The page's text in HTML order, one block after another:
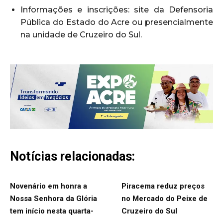
Informações e inscrições: site da Defensoria
Pública do Estado do Acre ou presencialmente
na unidade de Cruzeiro do Sul.
Notícias relacionadas:
Novenário em honra a
Nossa Senhora da Glória
tem início nesta quarta-
Piracema reduz preços
no Mercado do Peixe de
Cruzeiro do Sul